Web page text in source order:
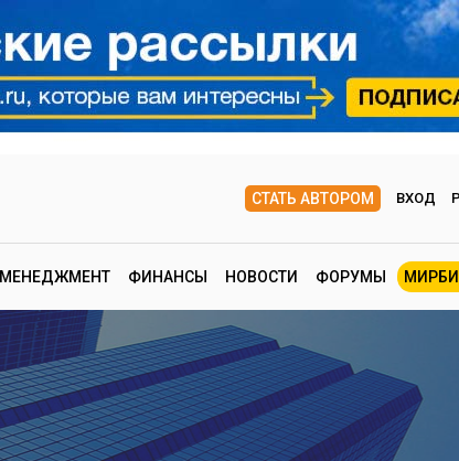
СТАТЬ АВТОРОМ ВХОД
МЕНЕДЖМЕНТ ФИНАНСЫ НОВОСТИ ФОРУМЫ